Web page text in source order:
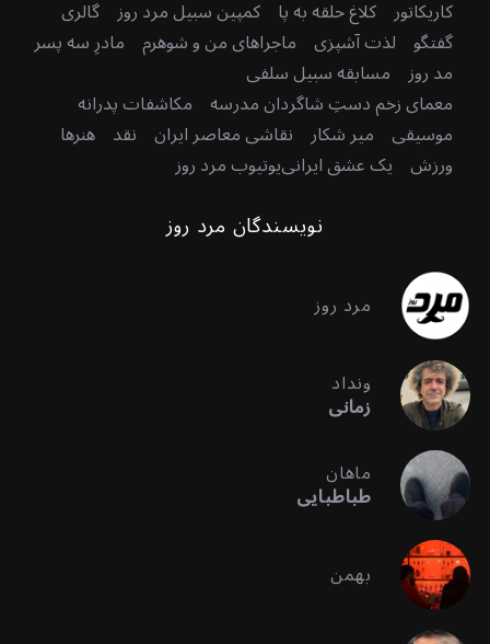
کاریکاتور کلاغ حلقه به پا کمپین سبیل مرد روز گالری
گفتگو لذت آشپزی ماجراهای من و شوهرم مادرِ سه پسر
مد روز مسابقه سبیل سلفی
معمای زخم دستِ شاگردان مدرسه مکاشفات پدرانه
موسیقی میر شکار نقاشی معاصر ایران نقد هنرها
ورزش یک عشق ایرانییوتیوب مرد روز
نویسندگان مرد روز
مرد روز
ونداد
زمانی
ماهان
طباطبایی
بهمن